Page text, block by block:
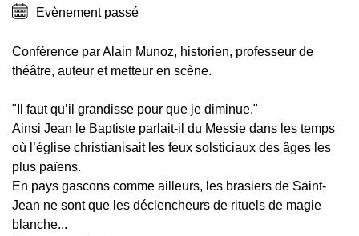
Evènement passé
Conférence par Alain Munoz, historien, professeur de
théâtre, auteur et metteur en scène.
"Il faut qu’il grandisse pour que je diminue."
Ainsi Jean le Baptiste parlait-il du Messie dans les temps
où l’église christianisait les feux solsticiaux des âges les
plus païens.
En pays gascons comme ailleurs, les brasiers de Saint-
Jean ne sont que les déclencheurs de rituels de magie
blanche...